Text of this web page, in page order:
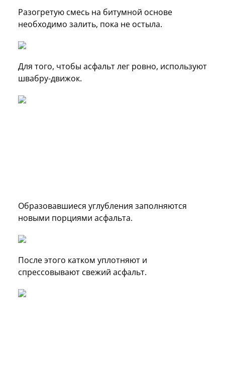
Разогретую смесь на битумной основе
необходимо залить, пока не остыла.
Для того, чтобы асфальт лег ровно, используют
швабру-движок.
Образовавшиеся углубления заполняются
новыми порциями асфальта.
После этого катком уплотняют и
спрессовывают свежий асфальт.